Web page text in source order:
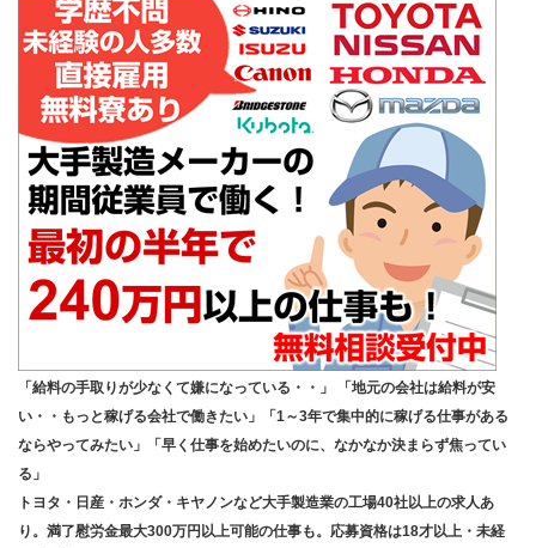
「給料の手取りが少なくて嫌になっている・・」 「地元の会社は給料が安
い・・もっと稼げる会社で働きたい」「1～3年で集中的に稼げる仕事がある
ならやってみたい」「早く仕事を始めたいのに、なかなか決まらず焦ってい
る」
トヨタ・日産・ホンダ・キヤノンなど大手製造業の工場40社以上の求人あ
り。満了慰労金最大300万円以上可能の仕事も。応募資格は18才以上・未経